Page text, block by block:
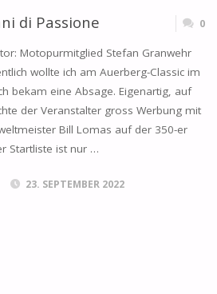
di Passione 0
Motopurmitglied Stefan Granwehr
wollte ich am Auerberg-Classic im
bekam eine Absage. Eigenartig, auf
der Veranstalter gross Werbung mit
Bill Lomas auf der 350-er
Startliste ist nur …
23. SEPTEMBER 2022